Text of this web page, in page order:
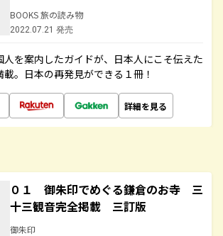
BOOKS 旅の読み物
2022.07.21 発売
人を案内したガイドが、日本人にこそ伝えた
。日本の再発見ができる１冊！
詳細を見る
０１ 御朱印でめぐる鎌倉のお寺 三
十三観音完全掲載 三訂版
御朱印